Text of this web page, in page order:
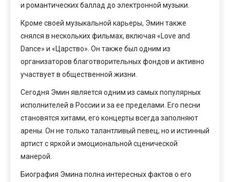
и романтических баллад до электронной музыки.
Кроме своей музыкальной карьеры, Эмин также
снялся в нескольких фильмах, включая «Love and
Dance» и «Царство». Он также был одним из
организаторов благотворительных фондов и активно
участвует в общественной жизни.
Сегодня Эмин является одним из самых популярных
исполнителей в России и за ее пределами. Его песни
становятся хитами, его концерты всегда заполняют
арены. Он не только талантливый певец, но и истинный
артист с яркой и эмоциональной сценической
манерой.
Биография Эмина полна интересных фактов о его